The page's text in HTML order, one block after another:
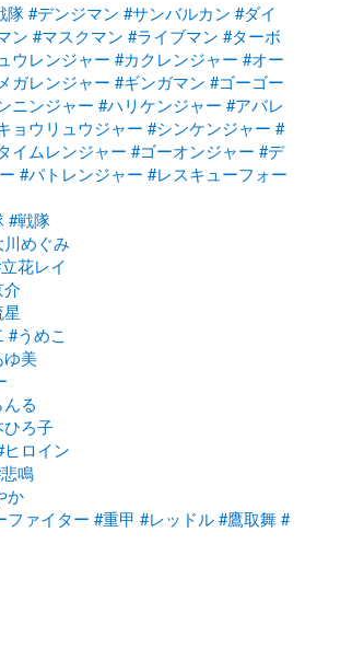
隊 #デンジマン #サンバルカン #ダイ
ン #マスクマン #ライブマン #ターボ
ウレンジャー #カクレンジャー #オー
ガレンジャー #ギンガマン #ゴーゴー
ニンジャー #ハリケンジャー #アバレ
ョウリュウジャー #シンケンジャー #
イムレンジャー #ゴーオンジャー #デ
#パトレンジャー #レスキューフォー
#戦隊
川めぐみ
花レイ
#うめこ
美
る
ろ子
ヒロイン
鳴
か
ファイター #重甲 #レッドル #鷹取舞 #